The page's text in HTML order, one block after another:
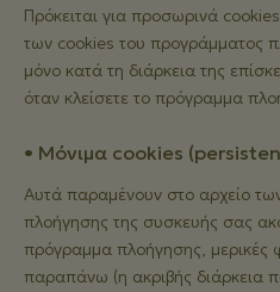
Πρόκειται για προσωρινά
των cookies του προγράμματος
μόνο κατά τη διάρκεια της
όταν κλείσετε το πρόγραμμα
• Μόνιμα cookies
Αυτά παραμένουν στο αρχείο
πλοήγησης της συσκευής σας
πρόγραμμα πλοήγησης, μερικές
παραπάνω (η ακριβής διάρκεια